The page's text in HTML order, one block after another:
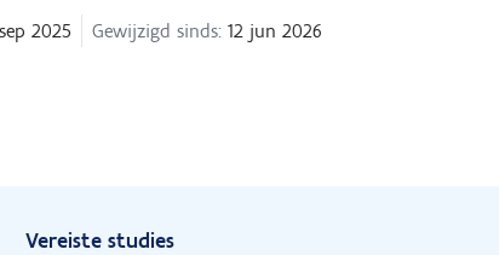
2025 Gewijzigd sinds: 12 jun 2026
Vereiste studies